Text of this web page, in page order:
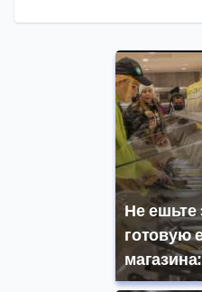
Не ешьте
готовую